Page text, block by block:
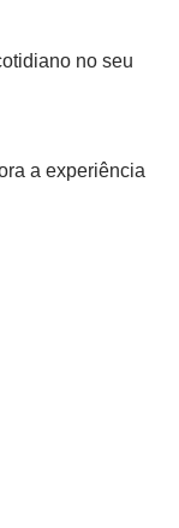
no seu
a experiência